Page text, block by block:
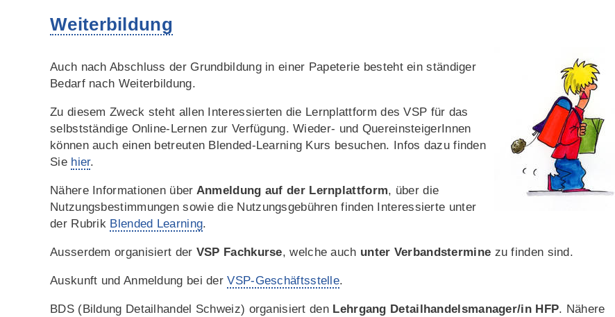
Weiterbildung
Auch nach Abschluss der Grundbildung in einer Papeterie besteht ein ständiger
Bedarf nach Weiterbildung.
Zu diesem Zweck steht allen Interessierten die Lernplattform des VSP für das
selbstständige Online-Lernen zur Verfügung. Wieder- und QuereinsteigerInnen
können auch einen betreuten Blended-Learning Kurs besuchen. Infos dazu finden
Sie hier.
Nähere Informationen über Anmeldung auf der Lernplattform, über die
Nutzungsbestimmungen sowie die Nutzungsgebühren finden Interessierte unter
der Rubrik Blended Learning.
Ausserdem organisiert der VSP Fachkurse, welche auch unter Verbandstermine zu finden sind.
Auskunft und Anmeldung bei derVSP-Geschäftsstelle.
BDS (Bildung Detailhandel Schweiz) organisiert den Lehrgang Detailhandelsmanager/in HFP. Nähere